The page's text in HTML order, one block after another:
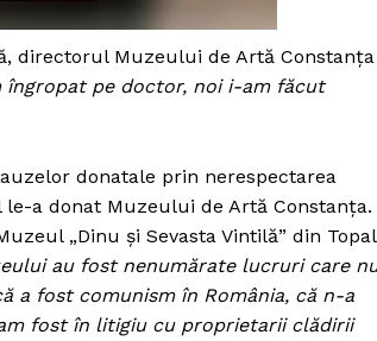
directorul Muzeului de Artă Constanţa
îngropat pe doctor, noi i-am făcut
donatale prin nerespectarea
a donat Muzeului de Artă Constanţa.
„Dinu şi Sevasta Vintilă” din
au fost nenumărate lucruri care
a fost comunism în România, că n-a
fost în litigiu cu proprietarii clădirii